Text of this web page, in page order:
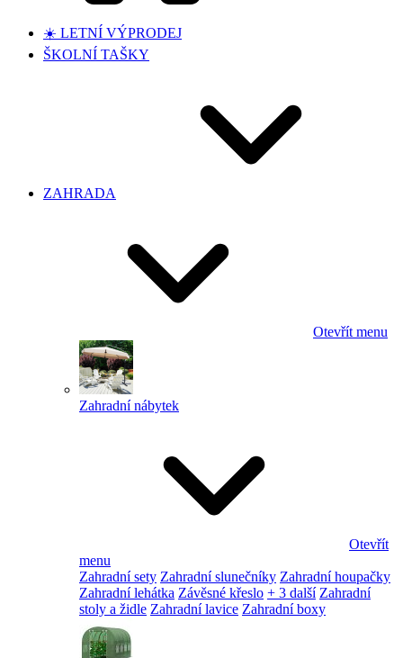
☀️ LETNÍ VÝPRODEJ
ŠKOLNÍ TAŠKY
ZAHRADA
Otevřít menu
Zahradní nábytek
Otevřít
menu
Zahradní sety Zahradní slunečníky Zahradní houpačky
Zahradní lehátka Závěsné křeslo + 3 další Zahradní
stoly a židle Zahradní lavice Zahradní boxy